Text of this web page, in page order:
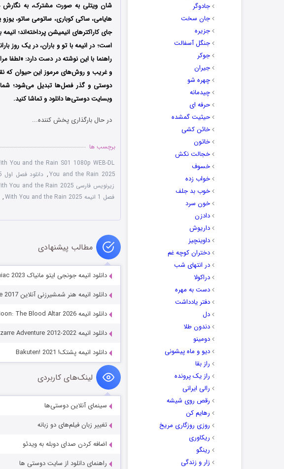
جادوگر
جان سخت
جزیره
جنگل آسفالت
جوکر
جیران
چهره شو
چیدمانه
حرفه ای
حیثیت گمشده
خائن کشی
خاتون
خجالت نکش
خسوف
خواب زده
خوب بد جلف
خون سرد
دادزن
داریوش
داوینچیز
دختران کوچه غم
در انتهای شب
دراکولا
دست به مهره
دفتر یادداشت
دل
دندون طلا
دومینو
دیو و ماه پیشونی
راز بقا
راز یک پرونده
رالی ایرانی
رقص روی شیشه
رهایم کن
روزی روزگاری مریخ
ریکاوری
رینگو
زار و زندگی
شان ویتلیبه صورت مشترک،به
هایامی،ساکی کوباری، ساتومی ساتو، یوزو
جای کاراکترهای انیمیشن پرداخته‌اند؛
است؛در انیمه با تو و باران، در یک
راهنما با این نوشته در دست دارد: «لطفا
و غریب و روش‌های مرموز این حیوان
دوستی و گذر فصل‌ها تبدیل می‌شود؛ شما
وبسایت دوستی‌ها دانلود و تماشا کنید.
در حال بارگذاری پخش کننده...
برچسب ها
You and the Rain S01 1080p WEB-DL
You and the Rain 2025
, دانلود فصل اول With You and the Rain 2025
زیرنویس فارسی With You and the Rain 2025
فصل 1 انیمه With You and the Rain 2025
,
مطالب پیشنهادی
دانلود انیمه جونجی ایتو مانیاک Junji Ito Maniac 2023
دانلود انیمه هنر شمشیرزنی آنلاین Sword Art Online 2017
دانلود انیمه Dark Moon: The Blood Altar 2026
دانلود انیمه JoJo’s Bizarre Adventure 2012-2022
دانلود انیمه پشتک! Bakuten! 2021
لینک‌های کاربردی
سینمای آنلاین دوستی‌ها
تغییر زبان فیلم‌های دو زبانه
اضافه کردن صدای دوبله به ویدئو
راهنمای دانلود از سایت دوستی ها